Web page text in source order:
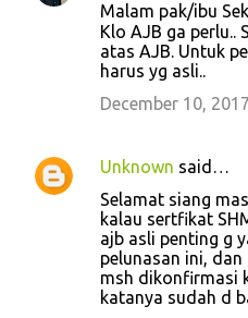
Malam pak/ibu
Klo AJB ga perlu..
atas AJB. Untuk
harus yg asli..
December 10,
Unknown said…
Selamat siang
kalau sertfikat
ajb asli penting g
pelunasan ini,
msh dikonfirmasi
katanya sudah d